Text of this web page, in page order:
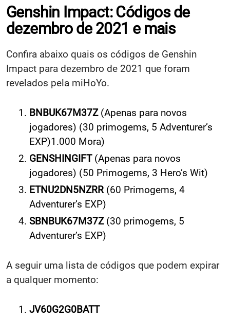
Genshin Impact: Códigos de
dezembro de 2021 e mais
Confira abaixo quais os códigos de Genshin
Impact para dezembro de 2021 que foram
revelados pela miHoYo.
BNBUK67M37Z(Apenas para novos
jogadores) (30 primogems, 5 Adventurer’s
EXP)1.000 Mora)
GENSHINGIFT (Apenas para novos
jogadores) (50 Primogems, 3 Hero’s Wit)
ETNU2DN5NZRR(60 Primogems, 4
Adventurer’s EXP)
SBNBUK67M37Z (30 primogems, 5
Adventurer’s EXP)
A seguir uma lista de códigos que podem expirar
a qualquer momento:
JV60G2G0BATT